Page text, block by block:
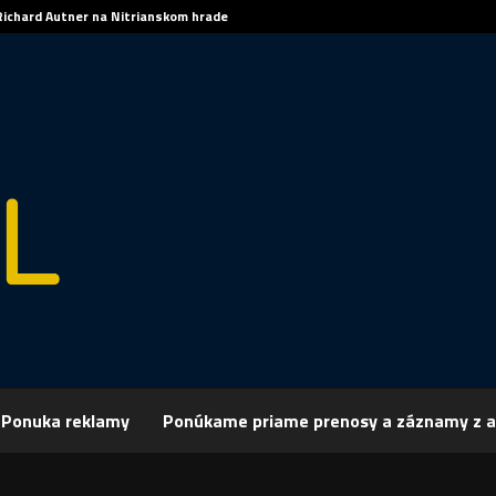
Autner na Nitrianskom hrade
Ponuka reklamy Ponúkame priame prenosy a záznamy z
Archív Šport ŠPORT: HOKEJ-TL: Tipsport liga